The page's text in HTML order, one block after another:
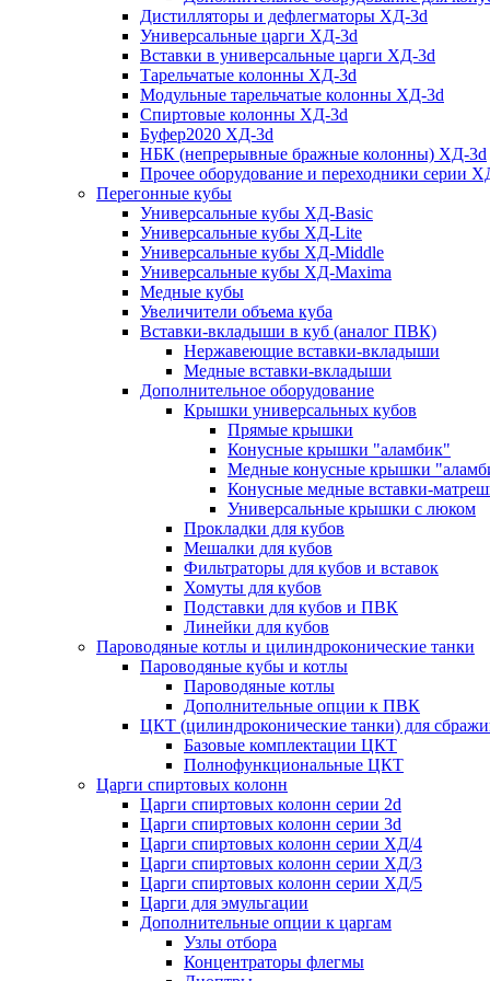
Дистилляторы и дефлегматоры ХД-3d
Универсальные царги ХД-3d
Вставки в универсальные царги ХД-3d
Тарельчатые колонны ХД-3d
Модульные тарельчатые колонны ХД-3d
Спиртовые колонны ХД-3d
Буфер2020 ХД-3d
НБК (непрерывные бражные колонны) ХД-3d
Прочее оборудование и переходники серии
Перегонные кубы
Универсальные кубы ХД-Basic
Универсальные кубы ХД-Lite
Универсальные кубы ХД-Middle
Универсальные кубы ХД-Maxima
Медные кубы
Увеличители объема куба
Вставки-вкладыши в куб (аналог ПВК)
Нержавеющие вставки-вкладыши
Медные вставки-вкладыши
Дополнительное оборудование
Крышки универсальных кубов
Прямые крышки
Конусные крышки "аламбик"
Медные конусные крышки
Конусные медные вставки-
Универсальные крышки с люком
Прокладки для кубов
Мешалки для кубов
Фильтраторы для кубов и вставок
Хомуты для кубов
Подставки для кубов и ПВК
Линейки для кубов
Пароводяные котлы и цилиндроконические танки
Пароводяные кубы и котлы
Пароводяные котлы
Дополнительные опции к ПВК
ЦКТ (цилиндроконические танки) для
Базовые комплектации ЦКТ
Полнофункциональные ЦКТ
Царги спиртовых колонн
Царги спиртовых колонн серии 2d
Царги спиртовых колонн серии 3d
Царги спиртовых колонн серии ХД/4
Царги спиртовых колонн серии ХД/3
Царги спиртовых колонн серии ХД/5
Царги для эмульгации
Дополнительные опции к царгам
Узлы отбора
Концентраторы флегмы